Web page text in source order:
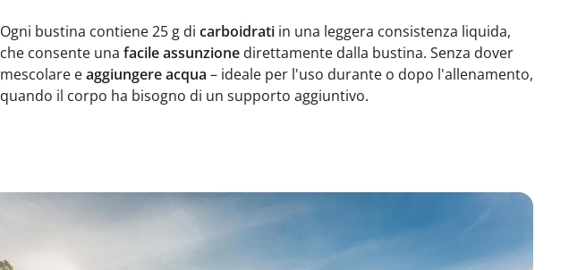
Ogni bustina contiene 25 g di carboidrati in una leggera consistenza liquida,
che consente una facile assunzione direttamente dalla bustina. Senza dover
mescolare eaggiungere acqua – ideale per l'uso durante o dopo l'allenamento,
quando il corpo ha bisogno di un supporto aggiuntivo.